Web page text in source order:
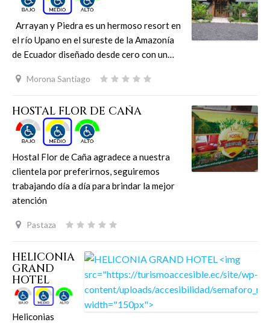
Arrayan y Piedra es un hermoso resort en
el río Upano en el sureste de la Amazonía
de Ecuador diseñado desde cero con un…
Morona Santiago
HOSTAL FLOR DE CAÑA
Hostal Flor de Caña agradece a nuestra
clientela por preferirnos, seguiremos
trabajando día a día para brindar la mejor
atención
Pastaza
HELICONIA
GRAND
HOTEL
Heliconias